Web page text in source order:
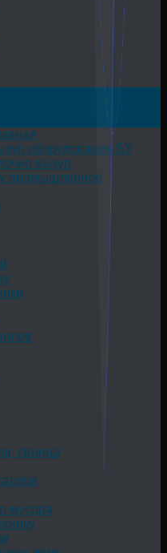
оборудования БУ
выкуп
промышленное
свинца
мусора